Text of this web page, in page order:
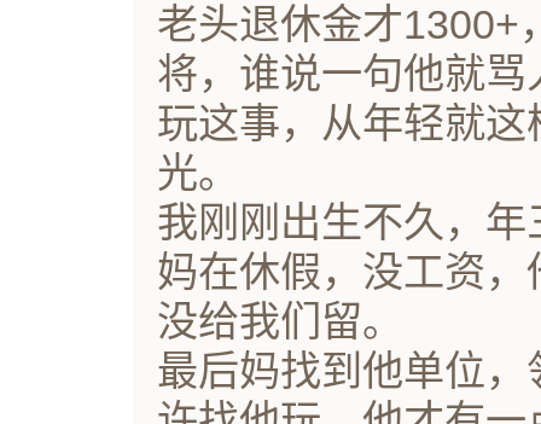
老头退休金才1300+
将，谁说一句他就骂
玩这事，从年轻就
光。
我刚刚出生不久，
妈在休假，没工资
没给我们留。
最后妈找到他单位